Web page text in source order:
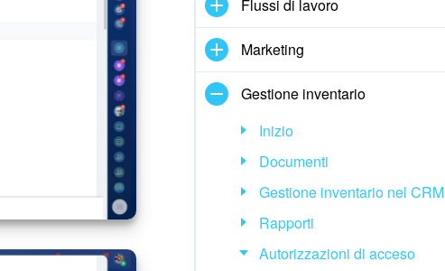
Flussi di lavoro
Marketing
Gestione inventario
Inizio
Documenti
Gestione inventario nel CRM
Rapporti
Autorizzazioni di acceso